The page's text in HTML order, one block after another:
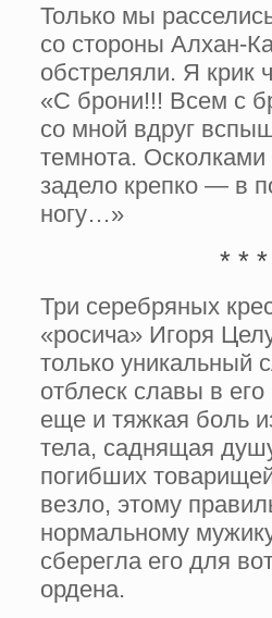
Только мы
со стороны Алхан-
обстреляли. Я крик
«С брони!!! Всем с
со мной вдруг
темнота. Осколками
задело крепко — в
ногу…»
* * *
Три серебряных
«росича» Игоря
только уникаль­ный
отблеск славы в
еще и тяжкая боль
тела, саднящая
погибших
везло, этому
нормальному
сберегла его для
ордена.